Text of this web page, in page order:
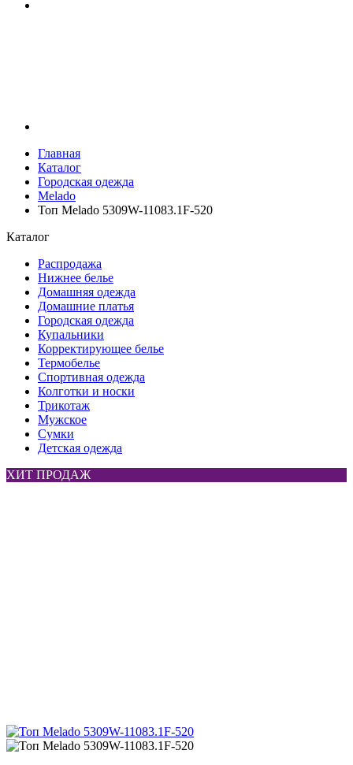
Главная
Каталог
Городская одежда
Melado
Топ Melado 5309W-11083.1F-520
Каталог
Распродажа
Нижнее белье
Домашняя одежда
Домашние платья
Городская одежда
Купальники
Корректирующее белье
Термобелье
Спортивная одежда
Колготки и носки
Трикотаж
Мужское
Сумки
Детская одежда
ХИТ ПРОДАЖ